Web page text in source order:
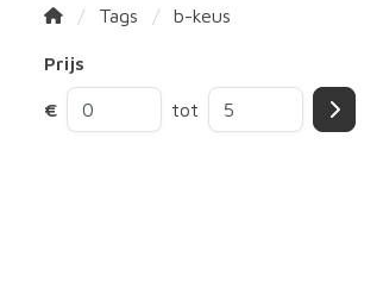
Tags b-keus
Prijs
€ tot